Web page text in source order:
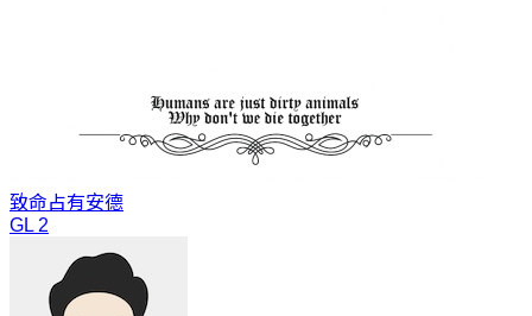
致命占有安德
GL 2